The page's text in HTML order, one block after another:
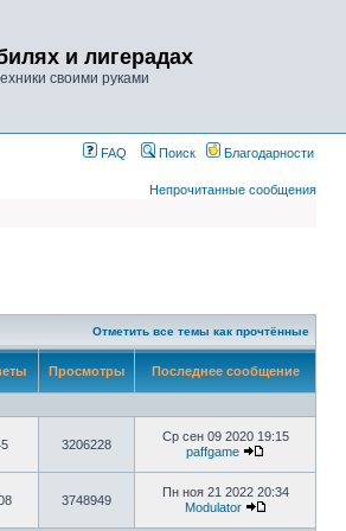
и лигерадах
своими руками
FAQ Поиск Благодарности
Непрочитанные сообщения
Отметить все темы как прочтённые
Просмотры Последнее сообщение
3206228
Ср сен 09 2020 19:15
paffgame
3748949
Пн ноя 21 2022 20:34
Modulator